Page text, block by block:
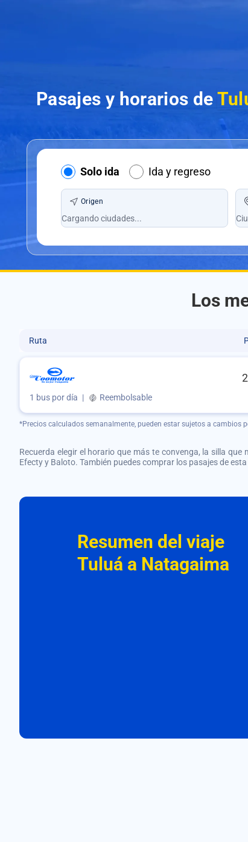
Pasajes y horarios de
Solo ida Ida y regreso
Origen
Los
Ruta
1 bus por día | Reembolsable
*Precios calculados semanalmente, pueden estar sujetos a cambios
Recuerda elegir el horario que más te convenga, la silla
Efecty y Baloto. También puedes comprar los pasajes de
Resumen del viaje
Tuluá a Natagaima